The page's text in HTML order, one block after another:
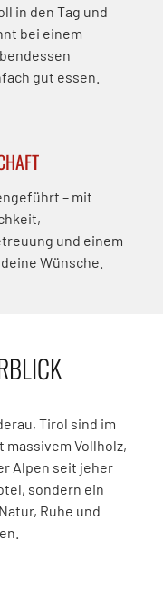
in den Tag und
bei einem
gut essen.
– mit
und einem
Wünsche.
Tirol sind im
massivem Vollholz,
Alpen seit jeher
sondern ein
Ruhe und